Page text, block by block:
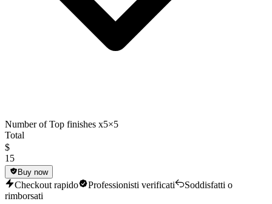
Number of Top finishes x5×5
Total
$
15
Buy now
Checkout rapido Professionisti verificati
Soddisfatti o
rimborsati